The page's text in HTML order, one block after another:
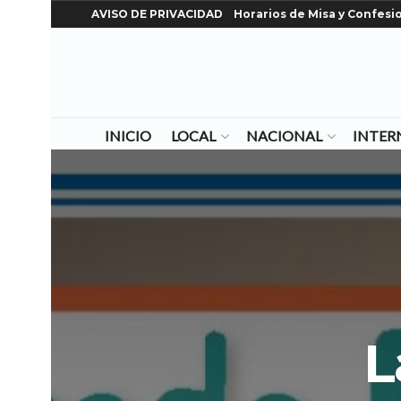
AVISO DE PRIVACIDAD Horarios de Misa y
INICIO LOCAL NACIONAL